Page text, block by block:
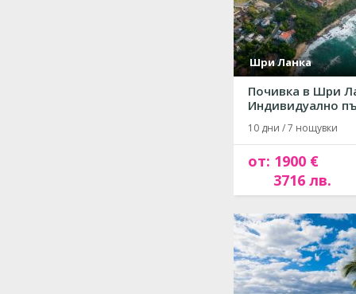
Шри Ланка
Почивка в Шри
Индивидуално
10 дни / 7 нощувки
от: 1900 €
3716 лв.